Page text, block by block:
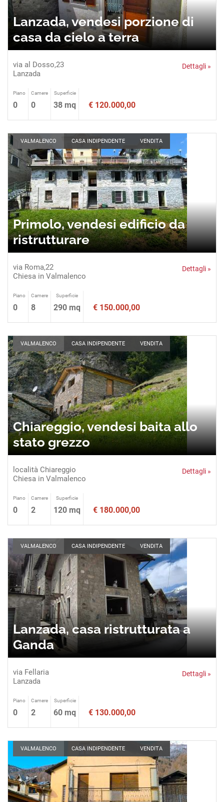
Lanzada, vendesi porzione di
casa da cielo a terra
via al Dosso,23
Lanzada
Dettagli »
Piano
0
Camere
0
Superficie
38 mq € 120.000,00
VALMALENCO CASA INDIPENDENTE VENDITA
Primolo, vendesi edificio da
ristrutturare
via Roma,22
Chiesa in Valmalenco
Dettagli »
Piano
0
Camere
8
Superficie
290 mq € 150.000,00
VALMALENCO CASA INDIPENDENTE VENDITA
Chiareggio, vendesi baita allo
stato grezzo
località Chiareggio
Chiesa in Valmalenco
Dettagli »
Piano
0
Camere
2
Superficie
120 mq € 180.000,00
VALMALENCO CASA INDIPENDENTE VENDITA
Lanzada, casa ristrutturata a
Ganda
via Fellaria
Lanzada
Dettagli »
Piano
0
Camere
2
Superficie
60 mq € 130.000,00
VALMALENCO CASA INDIPENDENTE VENDITA